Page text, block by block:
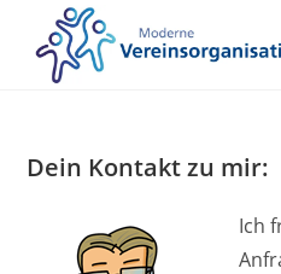
Inhalt
springen
Dein Kontakt zu mir:
Ich